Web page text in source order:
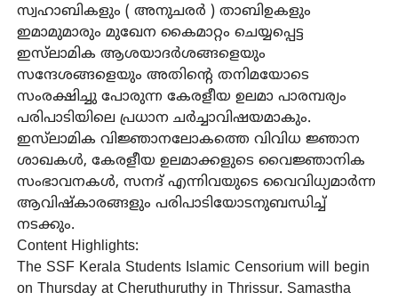
സ്വഹാബികളും ( അനുചരർ ) താബിഉകളും
ഇമാമുമാരും മുഖേന കൈമാറ്റം ചെയ്യപ്പെട്ട
ഇസ്‌ലാമിക ആശയാദർശങ്ങളെയും
സന്ദേശങ്ങളെയും അതിന്റെ തനിമയോടെ
സംരക്ഷിച്ചു പോരുന്ന കേരളീയ ഉലമാ പാരമ്പര്യം
പരിപാടിയിലെ പ്രധാന ചർച്ചാവിഷയമാകും.
ഇസ്‌ലാമിക വിജ്ഞാനലോകത്തെ വിവിധ ജ്ഞാന
ശാഖകൾ, കേരളീയ ഉലമാക്കളുടെ വൈജ്ഞാനിക
സംഭാവനകൾ, സനദ് എന്നിവയുടെ വൈവിധ്യമാർന്ന
ആവിഷ്കാരങ്ങളും പരിപാടിയോടനുബന്ധിച്ച്
നടക്കും.
Content Highlights:
The SSF Kerala Students Islamic Censorium will begin
on Thursday at Cheruthuruthy in Thrissur. Samastha